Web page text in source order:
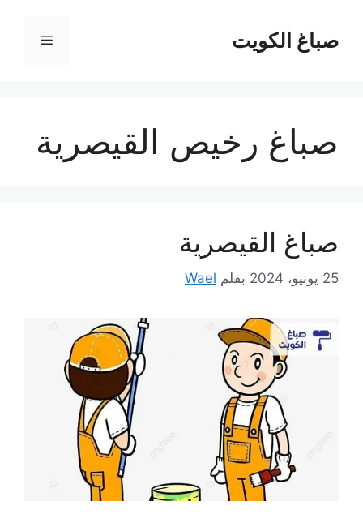
المحتوىصباغ الكويت القائمة
صباغ رخيص القيصرية
صباغ القيصرية
25 يونيو، 2024 بقلم Wael